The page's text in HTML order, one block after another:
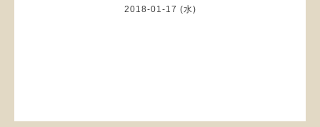
2018-01-17 (水)